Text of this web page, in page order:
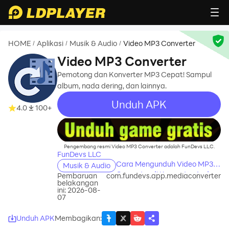
HOME / Aplikasi / Musik & Audio / Video MP3 Converter
4.0 100+
Video MP3 Converter
Pemotong dan Konverter MP3 Cepat! Sampul
album, nada dering, dan lainnya.
Unduh APK
recommend
Pengembang resmi Video MP3 Converter adalah FunDevs LLC.
FunDevs LLC
Musik & Audio
Cara Mengunduh Video MP3
Converter di Komputer Anda
Pembaruan
belakangan
ini: 2026-08-
07
com.fundevs.app.mediaconverter
Unduh APKMembagikan: